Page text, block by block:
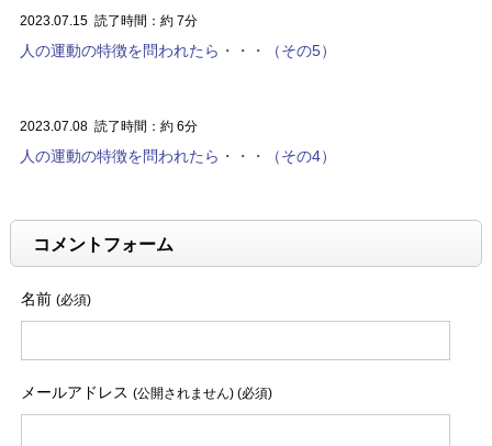
2023.07.15 読了時間：約 7分
人の運動の特徴を問われたら・・・（その5）
2023.07.08 読了時間：約 6分
人の運動の特徴を問われたら・・・（その4）
コメントフォーム
名前 (必須)
メールアドレス (公開されません) (必須)